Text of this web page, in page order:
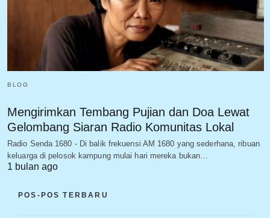
BLOG
Mengirimkan Tembang Pujian dan Doa Lewat
Gelombang Siaran Radio Komunitas Lokal
Radio Senda 1680 - Di balik frekuensi AM 1680 yang sederhana, ribuan
keluarga di pelosok kampung mulai hari mereka bukan…
1 bulan ago
POS-POS TERBARU